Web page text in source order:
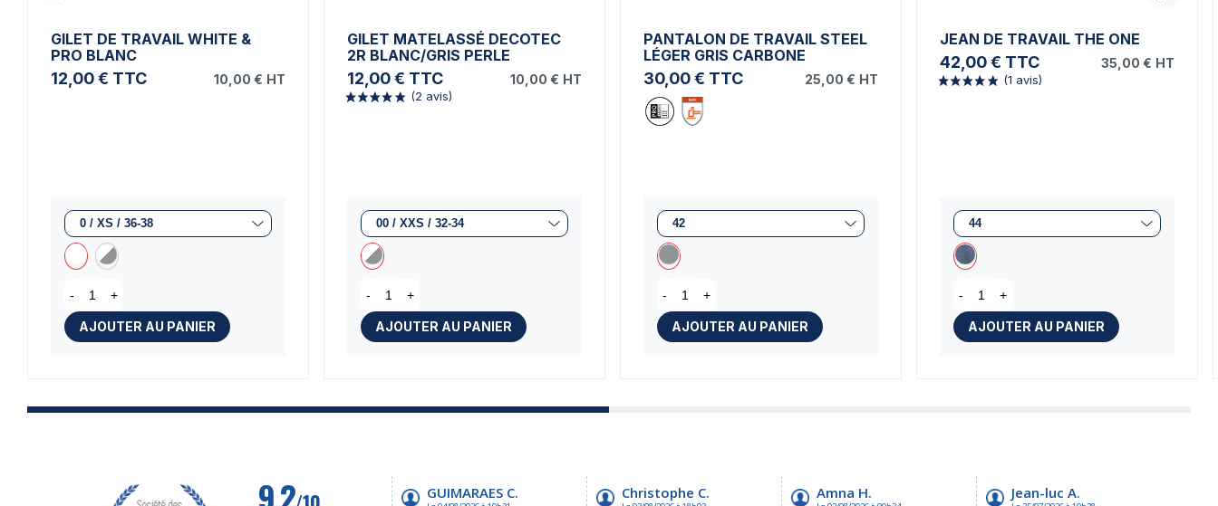
GILET DE TRAVAIL WHITE &
PRO BLANC
12,00 € TTC 10,00 € HT
- +
AJOUTER AU PANIER
GILET MATELASSÉ DECOTEC
2R BLANC/GRIS PERLE
12,00 € TTC 10,00 € HT
- +
AJOUTER AU PANIER
PANTALON DE TRAVAIL STEEL
LÉGER GRIS CARBONE
30,00 € TTC 25,00 € HT
- +
AJOUTER AU PANIER
JEAN DE TRAVAIL THE ONE
42,00 € TTC 35,00 € HT
- +
AJOUTER AU PANIER